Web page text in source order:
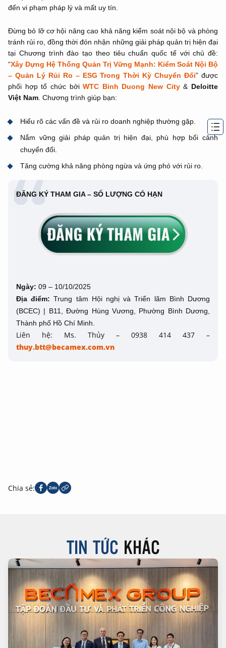
đến vi phạm pháp lý và mất uy tín.
Đừng bỏ lỡ cơ hội nâng cao khả năng kiểm soát nội bộ và phòng
tránh rủi ro, đồng thời đón nhận những giải pháp quản trị hiện đại
tại Chương trình đào tạo theo tiêu chuẩn quốc tế với chủ đề:
“Xây Dựng Hệ Thống Quản Trị Vững Mạnh: Kiểm Soát Nội Bộ
– Quản Lý Rủi Ro – ESG Trong Thời Kỳ Chuyển Đổi” được
phối hợp tổ chức bởiWTC Binh Duong New City& Deloitte
Việt Nam. Chương trình giúp bạn:
Hiểu rõ các vấn đề và rủi ro doanh nghiệp thường gặp.
Nắm vững giải pháp quản trị hiện đại, phù hợp bối cảnh
chuyển đổi.
Tăng cường khả năng phòng ngừa và ứng phó với rủi ro.
ĐĂNG KÝ THAM GIA – SỐ LƯỢNG CÓ HẠN
Ngày: 09 – 10/10/2025
Địa điểm: Trung tâm Hội nghị và Triển lãm Bình Dương
(BCEC) | B11, Đường Hùng Vương, Phường Bình Dương,
Thành phố Hồ Chí Minh.
Liên hệ: Ms. Thủy – 0938 414 437 –
thuy.btt@becamex.com.vn
Chia sẻ:
TIN TỨC KHÁC